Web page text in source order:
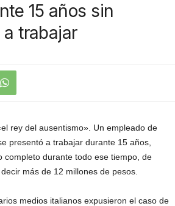
15 años sin
trabajar
rey del ausentismo». Un empleado de
presentó a trabajar durante 15 años,
completo durante todo ese tiempo, de
más de 12 millones de pesos.
medios italianos expusieron el caso de